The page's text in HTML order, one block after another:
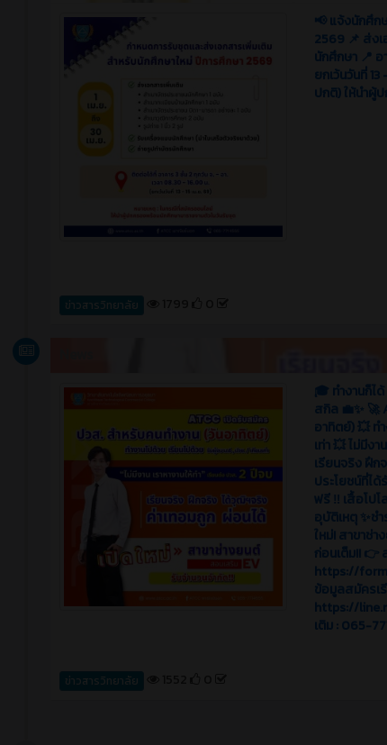
📢 แจ้งนักศึก
2569 📌 ส่ง
นักศึกษา 📍 อ
ยกเว้นวันที่
ปกติ) ให้นำผู้
ข่าวสารวิทยาลัย
🎓 ทำงานก็ไ
สกิล 💼✨ 🚀
อาทิตย์) 💥 ท
เท่า 💥 ไม่มีง
เรียนจริง ฝึก
ประโยชน์ที่ไ
ฟรี ‼️ เสื้อโป
อุบัติเหตุ ✨ช
ใหม่! สาขาช่
ก่อนเต็ม!! 👉
https://
ข้อมูลสมัครเ
https://
เติม : 065-
ข่าวสารวิทยาลัย